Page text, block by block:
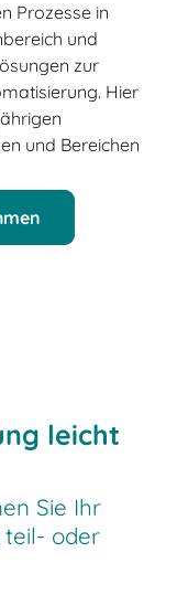
Prozesse in
und
zur
Hier
und Bereichen
leicht
Sie Ihr
oder